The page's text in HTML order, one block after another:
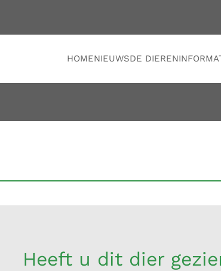
HOMENIEUWSDE DIEREN
Heeft u dit dier